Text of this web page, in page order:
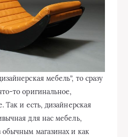
мебель”, то сразу
то оригинальное,
Так и есть, дизайнерская
для нас мебель,
обычным магазинах и как